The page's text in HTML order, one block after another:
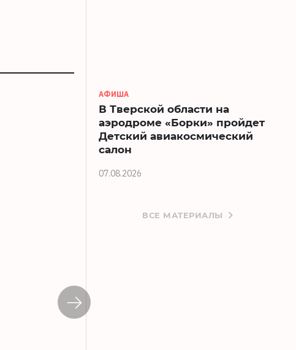
АФИША
В Тверской области на
аэродроме «Борки» пройдет
Детский авиакосмический
салон
07.08.2026
ВСЕ МАТЕРИАЛЫ